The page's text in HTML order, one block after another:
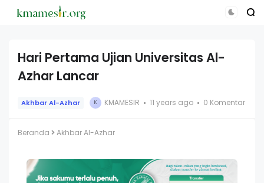
Hari Pertama Ujian Universitas Al-
Azhar Lancar
Akhbar Al-Azhar K KMAMESIR 11 years ago 0 Komentar
Beranda Akhbar Al-Azhar